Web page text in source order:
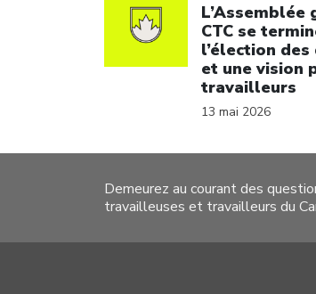
L’Assemblée
CTC se
l’élection
et une vision
travailleurs
13 mai 2026
Demeurez au courant des
travailleuses et travailleurs du